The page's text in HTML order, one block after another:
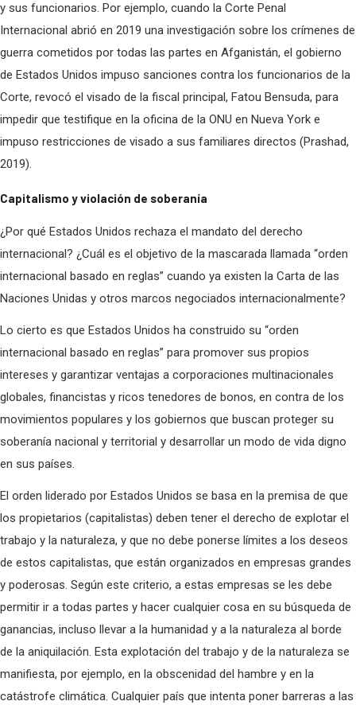
y sus funcionarios. Por ejemplo, cuando la Corte Penal
Internacional abrió en 2019 una investigación sobre los crímenes de
guerra cometidos por todas las partes en Afganistán, el gobierno
de Estados Unidos impuso sanciones contra los funcionarios de la
Corte, revocó el visado de la fiscal principal, Fatou Bensuda, para
impedir que testifique en la oficina de la ONU en Nueva York e
impuso restricciones de visado a sus familiares directos (Prashad,
2019).
Capitalismo y violación de soberanía
¿Por qué Estados Unidos rechaza el mandato del derecho
internacional? ¿Cuál es el objetivo de la mascarada llamada “orden
internacional basado en reglas” cuando ya existen la Carta de las
Naciones Unidas y otros marcos negociados internacionalmente?
Lo cierto es que Estados Unidos ha construido su “orden
internacional basado en reglas” para promover sus propios
intereses y garantizar ventajas a corporaciones multinacionales
globales, financistas y ricos tenedores de bonos, en contra de los
movimientos populares y los gobiernos que buscan proteger su
soberanía nacional y territorial y desarrollar un modo de vida digno
en sus países.
El orden liderado por Estados Unidos se basa en la premisa de que
los propietarios (capitalistas) deben tener el derecho de explotar el
trabajo y la naturaleza, y que no debe ponerse límites a los deseos
de estos capitalistas, que están organizados en empresas grandes
y poderosas. Según este criterio, a estas empresas se les debe
permitir ir a todas partes y hacer cualquier cosa en su búsqueda de
ganancias, incluso llevar a la humanidad y a la naturaleza al borde
de la aniquilación. Esta explotación del trabajo y de la naturaleza se
manifiesta, por ejemplo, en la obscenidad del hambre y en la
catástrofe climática. Cualquier país que intenta poner barreras a las